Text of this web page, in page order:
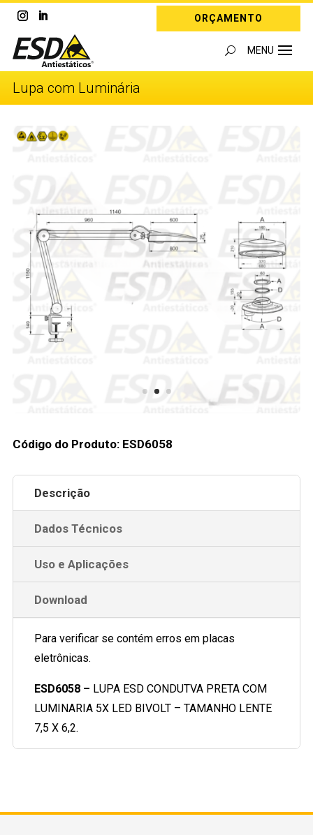
ORÇAMENTO
Lupa com Luminária
Código do Produto: ESD6058
Descrição
Dados Técnicos
Uso e Aplicações
Download
Para verificar se contém erros em placas
eletrônicas.
ESD6058 – LUPA ESD CONDUTVA PRETA COM
LUMINARIA 5X LED BIVOLT – TAMANHO LENTE
7,5 X 6,2.